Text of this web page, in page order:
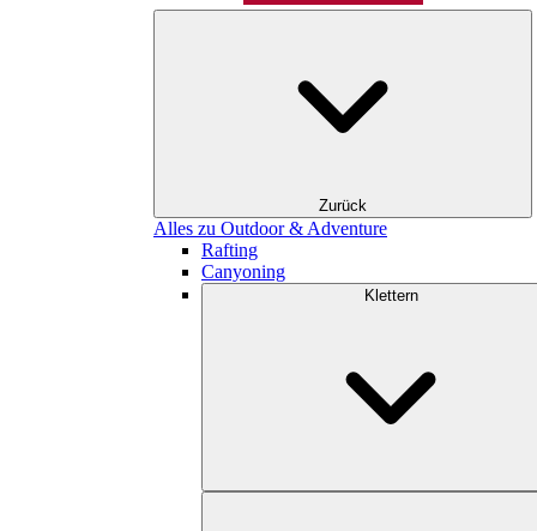
Zurück
Alles zu Outdoor & Adventure
Rafting
Canyoning
Klettern